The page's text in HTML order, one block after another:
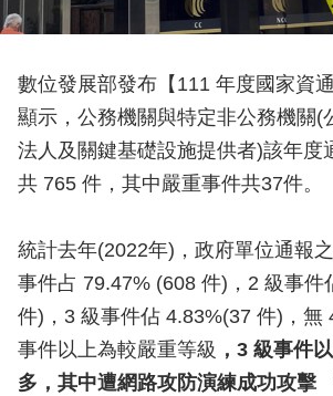
數位發展部發布【111 年度國家資
顯示，公務機關與特定非公務機關(
法人及關鍵基礎設施提供者)該年度
共 765 件，其中嚴重事件共37件。
統計去年(2022年)，政府單位通報
事件占 79.47% (608 件)，2 級事件
件)，3 級事件佔 4.83%(37 件)，無
事件以上為較嚴重等級 ，3 級事件
多，其中遭網路攻防演練成功攻擊